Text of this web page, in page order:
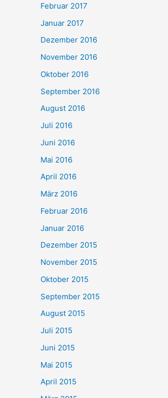
Februar 2017
Januar 2017
Dezember 2016
November 2016
Oktober 2016
September 2016
August 2016
Juli 2016
Juni 2016
Mai 2016
April 2016
März 2016
Februar 2016
Januar 2016
Dezember 2015
November 2015
Oktober 2015
September 2015
August 2015
Juli 2015
Juni 2015
Mai 2015
April 2015